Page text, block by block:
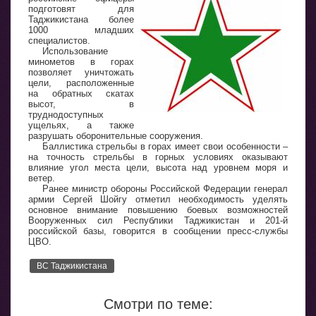
подготовят для
Таджикистана более
1000 младших
специалистов.
Использование
минометов в горах
позволяет уничтожать
цели, расположенные
на обратных скатах
высот, в
труднодоступных
ущельях, а также
разрушать оборонительные сооружения.
Баллистика стрельбы в горах имеет свои особенности –
на точность стрельбы в горных условиях оказывают
влияние угол места цели, высота над уровнем моря и
ветер.
Ранее министр обороны Российской Федерации генерал
армии Сергей Шойгу отметил необходимость уделять
основное внимание повышению боевых возможностей
Вооруженных сил Республики Таджикистан и 201-й
российской базы, говорится в сообщении пресс-службы
ЦВО.
ВС Таджикистана
Смотри по теме: